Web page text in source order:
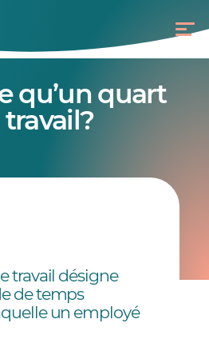
qu’un quart
travail désigne
de temps
un employé